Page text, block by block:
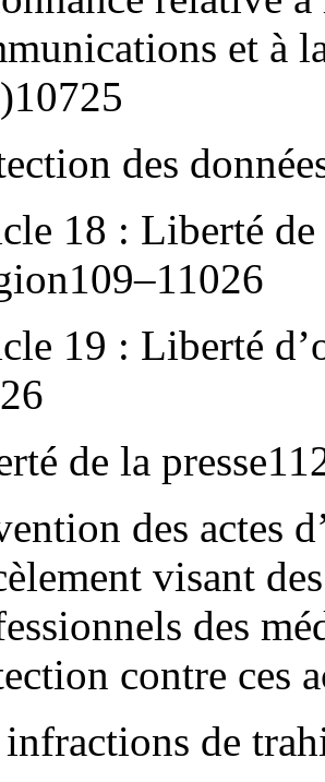
et à
des
18 : Liberté de
19 : Liberté
de la
des actes
visant
des
contre ces
de